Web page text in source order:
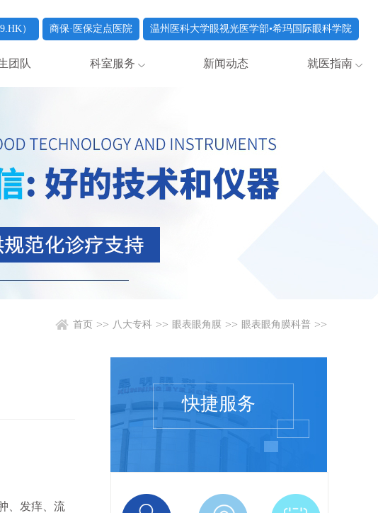
） 商保·医保定点医院 温州医科大学眼视光医学部•希玛国际眼科学院
团队 科室服务 新闻动态 就医指南
首页 >> 八大专科 >> 眼表眼角膜 >> 眼表眼角膜科普 >>
、发痒、流
快捷服务